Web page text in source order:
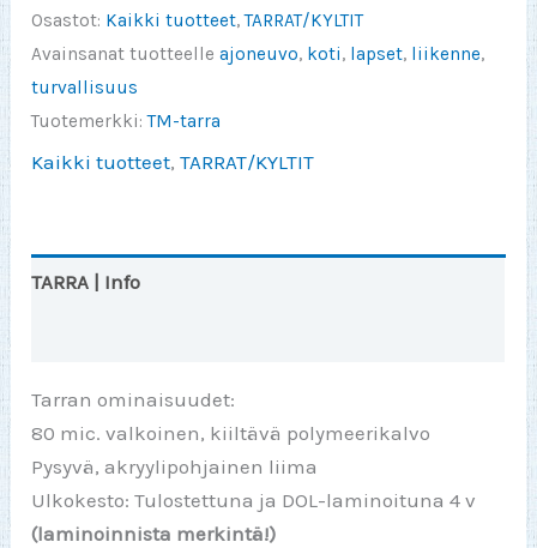
kolmiotarra
120x100mm
määrä
Osastot: Kaikki tuotteet,TARRAT/KYLTIT
Avainsanat tuotteelleajoneuvo, koti, lapset, liikenne,
turvallisuus
Tuotemerkki:TM-tarra
Kaikki tuotteet,TARRAT/KYLTIT
TARRA | Info
Tarran ominaisuudet:
80 mic. valkoinen, kiiltävä polymeerikalvo
Pysyvä, akryylipohjainen liima
Ulkokesto: Tulostettuna ja DOL-laminoituna 4 v
(laminoinnista merkintä!)